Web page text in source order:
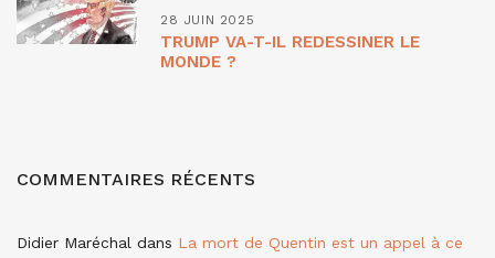
28 JUIN 2025
TRUMP VA-T-IL REDESSINER LE
MONDE ?
COMMENTAIRES RÉCENTS
Didier Maréchal dans La mort de Quentin est un appel à ce